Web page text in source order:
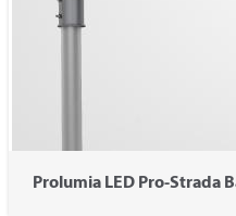
Prolumia LED Pro-Strada